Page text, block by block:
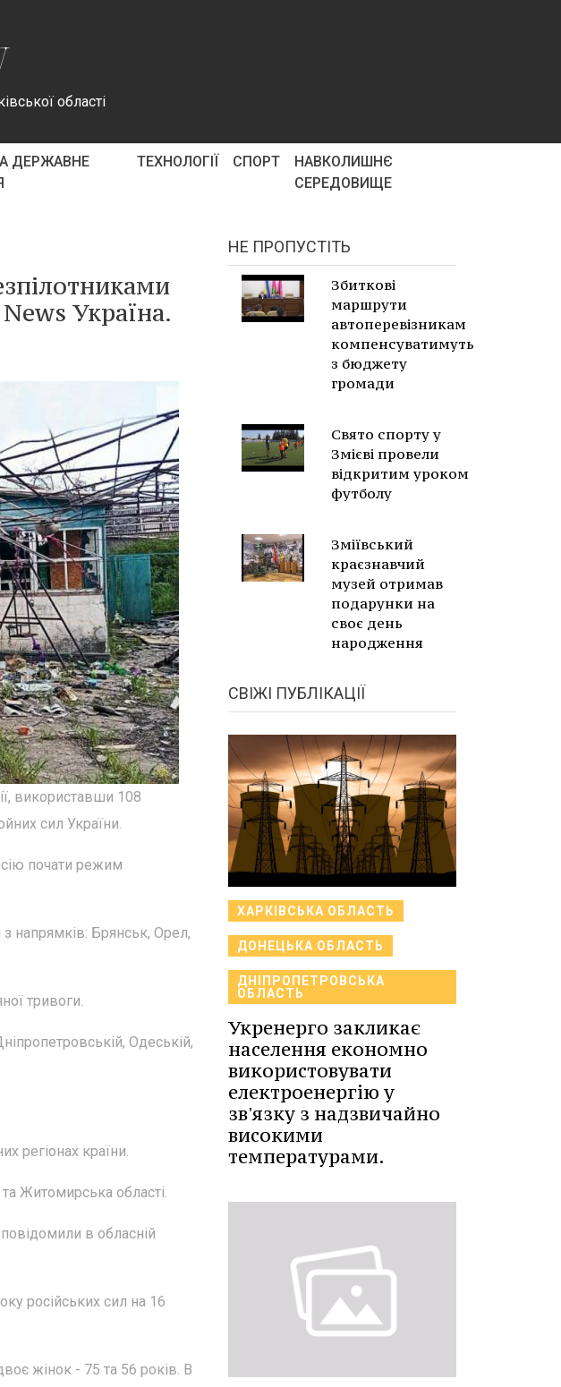
області
ДЕРЖАВНЕ
ТЕХНОЛОГІЇ СПОРТ
НАВКОЛИШНЄ
СЕРЕДОВИЩЕ
Україна.
використавши 108
сил України.
почати режим
з напрямків: Брянськ, Орел,
тривоги.
Одеській,
регіонах країни.
Житомирська області.
в обласній
російських сил на 16
жінок - 75 та 56 років. В
НЕ ПРОПУСТІТЬ
Збиткові
маршрути
автоперевізникам
компенсуватимуть
з бюджету
громади
Свято спорту у
Змієві провели
відкритим уроком
футболу
Зміївський
краєзнавчий
музей отримав
подарунки на
своє день
народження
СВІЖІ ПУБЛІКАЦІЇ
ХАРКІВСЬКА ОБЛАСТЬ
ДОНЕЦЬКА ОБЛАСТЬ
ДНІПРОПЕТРОВСЬКА
ОБЛАСТЬ
Укренерго закликає
населення економно
використовувати
електроенергію у
зв'язку з надзвичайно
високими
температурами.